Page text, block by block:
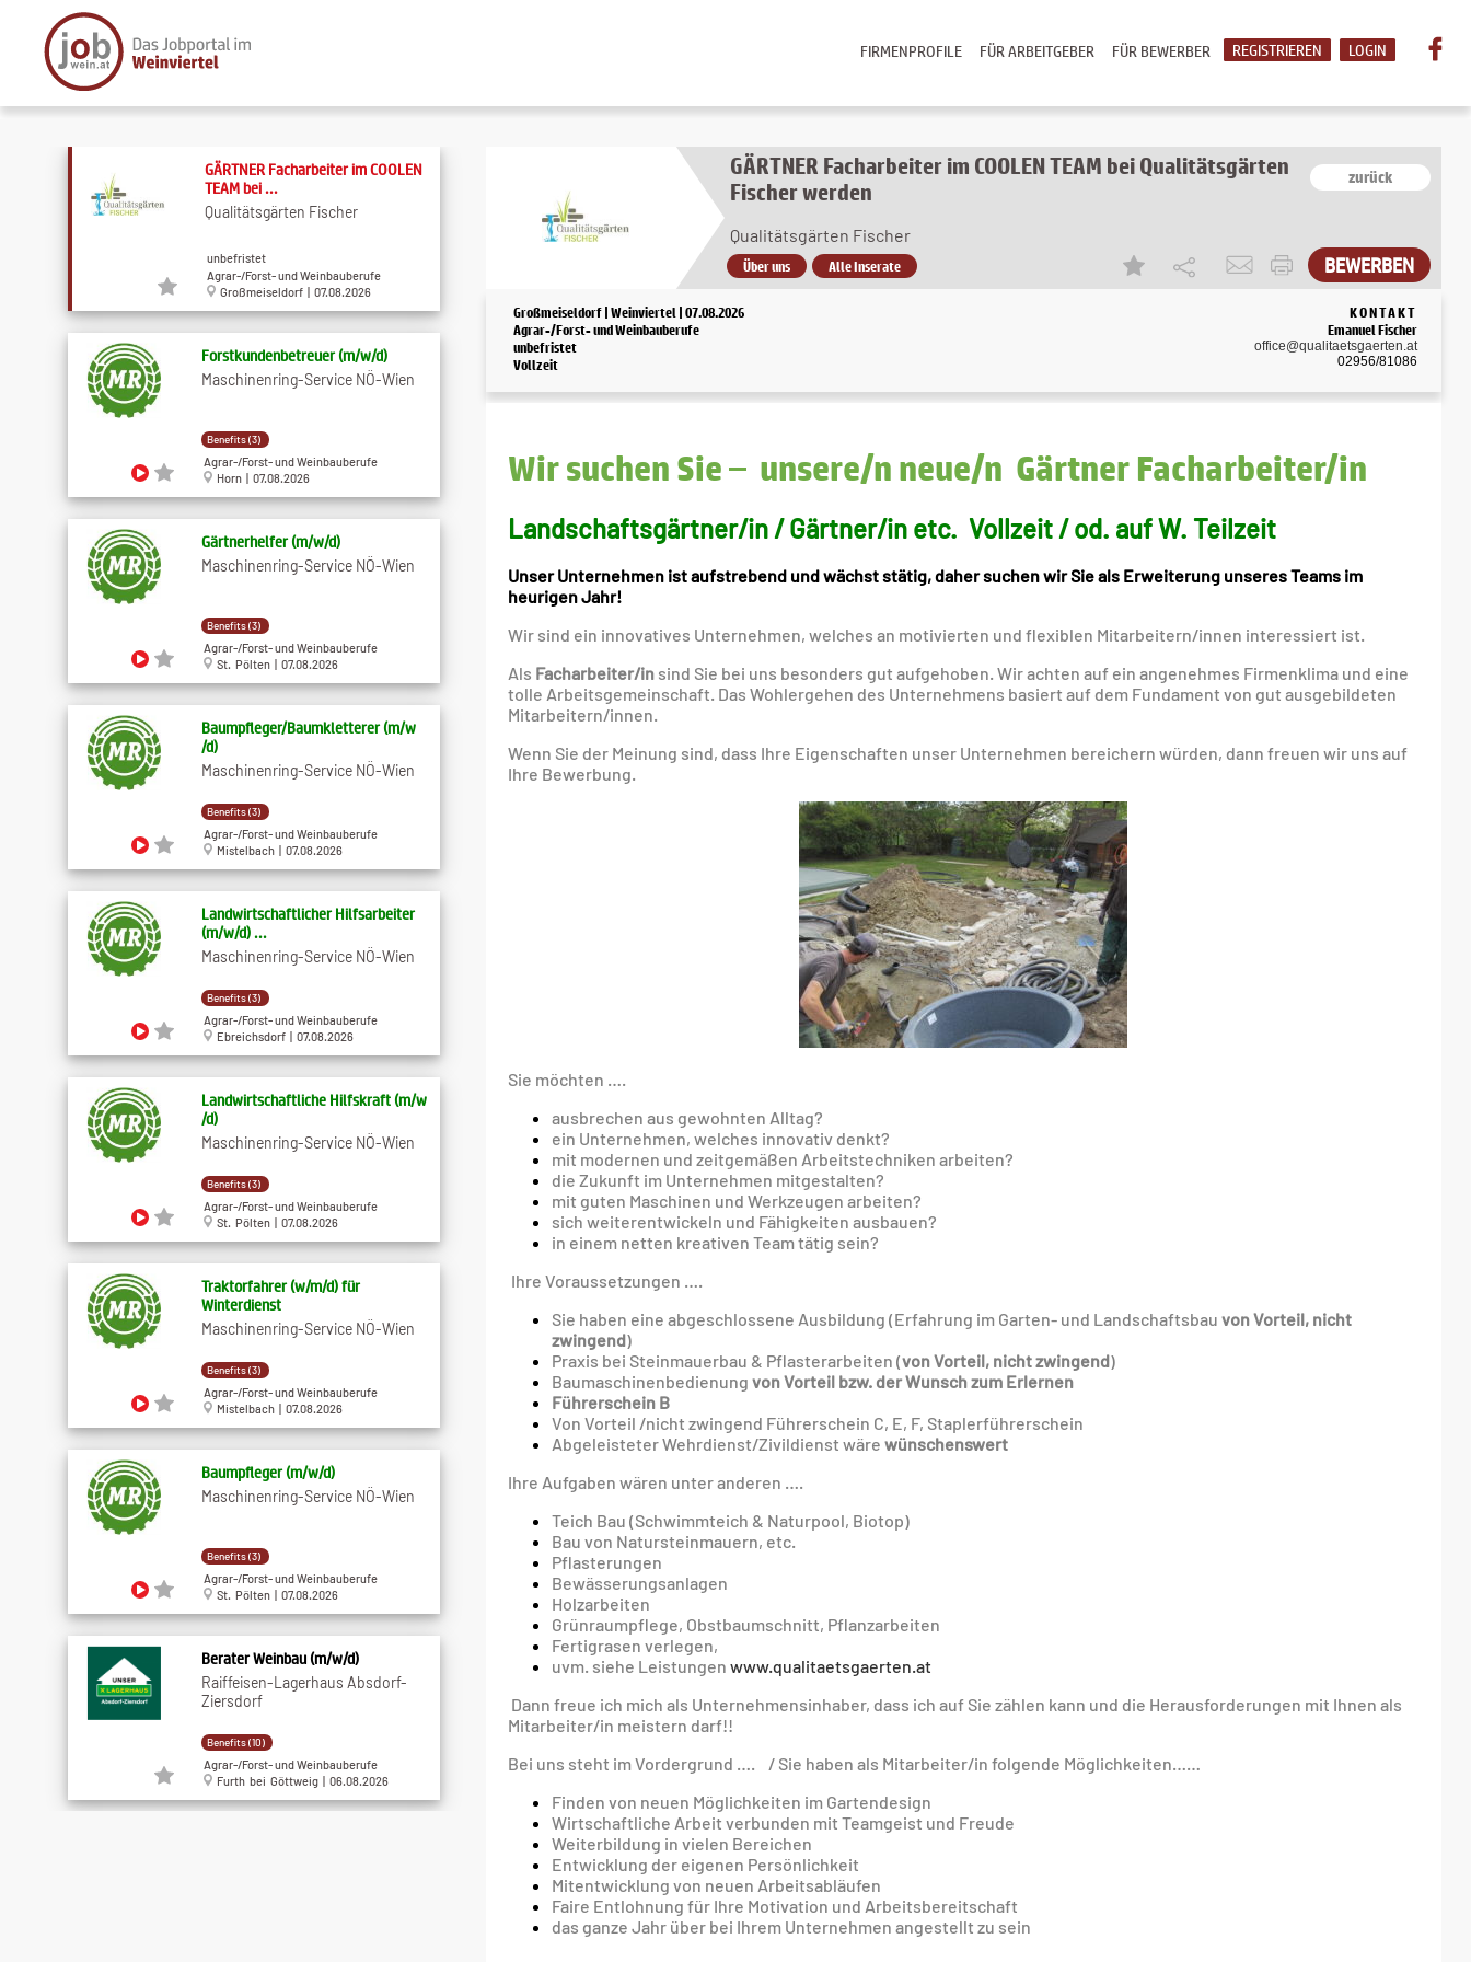
LOGIN
REGISTRIEREN
FÜR BEWERBER
FÜR ARBEITGEBER
FIRMENPROFILE
GÄRTNER Facharbeiter im COOLEN TEAM bei Qualitätsgärten
Fischer werden
zurück
Qualitätsgärten Fischer
Über uns Alle Inserate BEWERBEN
Großmeiseldorf | Weinviertel | 07.08.2026
Agrar-/Forst- und Weinbauberufe
unbefristet
Vollzeit
KONTAKT
Emanuel Fischer
office@qualitaetsgaerten.at
02956/81086
Wir suchen Sie – unsere/n neue/n Gärtner Facharbeiter/in
Landschaftsgärtner/in / Gärtner/in etc. Vollzeit / od. auf W. Teilzeit
Unser Unternehmen ist aufstrebend und wächst stätig, daher suchen wir Sie als Erweiterung unseres Teams im
heurigen Jahr!
Wir sind ein innovatives Unternehmen, welches an motivierten und flexiblen Mitarbeitern/innen interessiert ist.
Als Facharbeiter/in sind Sie bei uns besonders gut aufgehoben. Wir achten auf ein angenehmes Firmenklima und eine
tolle Arbeitsgemeinschaft. Das Wohlergehen des Unternehmens basiert auf dem Fundament von gut ausgebildeten
Mitarbeitern/innen.
Wenn Sie der Meinung sind, dass Ihre Eigenschaften unser Unternehmen bereichern würden, dann freuen wir uns auf
Ihre Bewerbung.
Sie möchten ….
ausbrechen aus gewohnten Alltag?
ein Unternehmen, welches innovativ denkt?
mit modernen und zeitgemäßen Arbeitstechniken arbeiten?
die Zukunft im Unternehmen mitgestalten?
mit guten Maschinen und Werkzeugen arbeiten?
sich weiterentwickeln und Fähigkeiten ausbauen?
in einem netten kreativen Team tätig sein?
Ihre Voraussetzungen ….
Sie haben eine abgeschlossene Ausbildung (Erfahrung im Garten- und Landschaftsbau von Vorteil, nicht
zwingend)
Praxis bei Steinmauerbau & Pflasterarbeiten (von Vorteil, nicht zwingend)
Baumaschinenbedienung von Vorteil bzw. der Wunsch zum Erlernen
Führerschein B
Von Vorteil /nicht zwingend Führerschein C, E, F, Staplerführerschein
Abgeleisteter Wehrdienst/Zivildienst wäre wünschenswert
Ihre Aufgaben wären unter anderen ….
Teich Bau (Schwimmteich & Naturpool, Biotop)
Bau von Natursteinmauern, etc.
Pflasterungen
Bewässerungsanlagen
Holzarbeiten
Grünraumpflege, Obstbaumschnitt, Pflanzarbeiten
Fertigrasen verlegen,
uvm. siehe Leistungen www.qualitaetsgaerten.at
Dann freue ich mich als Unternehmensinhaber, dass ich auf Sie zählen kann und die Herausforderungen mit Ihnen als
Mitarbeiter/in meistern darf!!
Bei uns steht im Vordergrund …. / Sie haben als Mitarbeiter/in folgende Möglichkeiten……
Finden von neuen Möglichkeiten im Gartendesign
Wirtschaftliche Arbeit verbunden mit Teamgeist und Freude
Weiterbildung in vielen Bereichen
Entwicklung der eigenen Persönlichkeit
Mitentwicklung von neuen Arbeitsabläufen
Faire Entlohnung für Ihre Motivation und Arbeitsbereitschaft
das ganze Jahr über bei Ihrem Unternehmen angestellt zu sein
GÄRTNER Facharbeiter im COOLEN
TEAM bei ...
Qualitätsgärten Fischer
unbefristet
Agrar-/Forst- und Weinbauberufe
Großmeiseldorf | 07.08.2026
Forstkundenbetreuer (m​/w​/d)
Maschinenring-Service NÖ-Wien
Benefits (3)
Agrar-/Forst- und Weinbauberufe
Horn | 07.08.2026
Gärtnerhelfer (m​/w​/d)
Maschinenring-Service NÖ-Wien
Benefits (3)
Agrar-/Forst- und Weinbauberufe
St. Pölten | 07.08.2026
Baumpfleger​/Baumkletterer (m​/w​
/d)
Maschinenring-Service NÖ-Wien
Benefits (3)
Agrar-/Forst- und Weinbauberufe
Mistelbach | 07.08.2026
Landwirtschaftlicher Hilfsarbeiter
(m​/w​/d) ...
Maschinenring-Service NÖ-Wien
Benefits (3)
Agrar-/Forst- und Weinbauberufe
Ebreichsdorf | 07.08.2026
Landwirtschaftliche Hilfskraft (m​/w​
/d)
Maschinenring-Service NÖ-Wien
Benefits (3)
Agrar-/Forst- und Weinbauberufe
St. Pölten | 07.08.2026
Traktorfahrer (w​/m​/d) für
Winterdienst
Maschinenring-Service NÖ-Wien
Benefits (3)
Agrar-/Forst- und Weinbauberufe
Mistelbach | 07.08.2026
Baumpfleger (m​/w​/d)
Maschinenring-Service NÖ-Wien
Benefits (3)
Agrar-/Forst- und Weinbauberufe
St. Pölten | 07.08.2026
Berater Weinbau (m/w/d)
Raiffeisen-Lagerhaus Absdorf-
Ziersdorf
Benefits (10)
Agrar-/Forst- und Weinbauberufe
Furth bei Göttweig | 06.08.2026